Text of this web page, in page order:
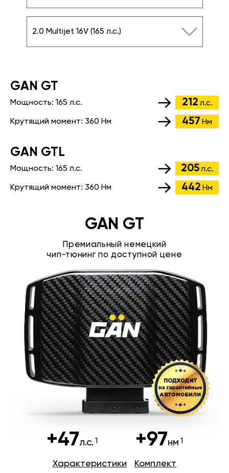
2.0 Multijet 16V (165 л.с.)
GАN GT
Мощность: 165 л.с. 212 л.с.
Крутящий момент: 360 Нм 457 Нм
GАN GTL
Мощность: 165 л.с. 205 л.с.
Крутящий момент: 360 Нм 442 Нм
GAN GT
Премиальный немецкий
чип-тюнинг по доступной цене
+47л.с. +97нм
Характеристики Комплект